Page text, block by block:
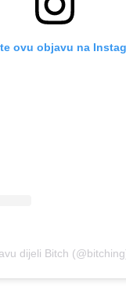
ovu objavu na
dijeli Bitch